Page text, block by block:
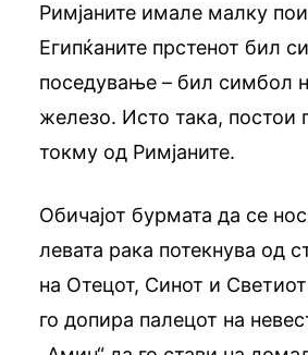
Римјаните имале малку
Египќаните прстенот бил
поседување – бил симбол
железо. Исто така, постои
токму од Римјаните.
Обичајот бурмата да се
левата рака потекнува од
на Отецот, Синот и
го допира палецот на